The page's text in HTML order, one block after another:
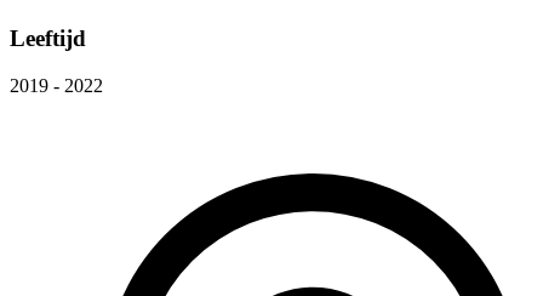
Leeftijd
2019 - 2022